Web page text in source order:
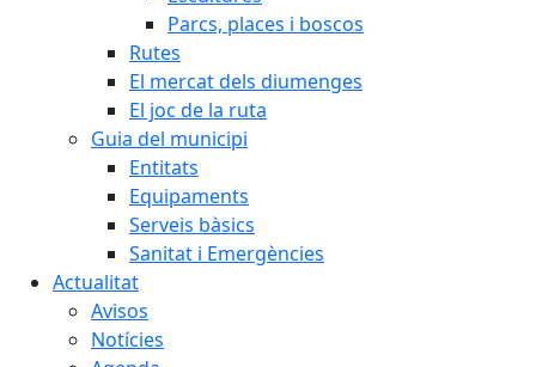
Parcs, places i boscos
Rutes
El mercat dels diumenges
El joc de la ruta
Guia del municipi
Entitats
Equipaments
Serveis bàsics
Sanitat i Emergències
Actualitat
Avisos
Notícies